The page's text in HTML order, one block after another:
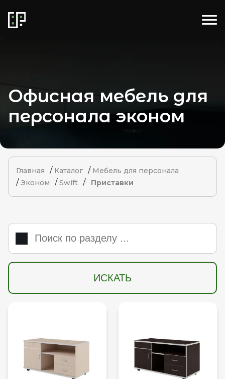
Офисная мебель для
персонала эконом
Главная / Каталог / Мебель для персонала
/Эконом /Swift / Приставки
ИСКАТЬ